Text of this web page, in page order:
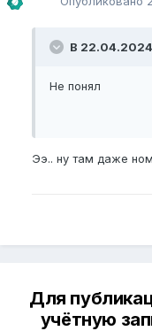
В 22.04.2024
Не понял
Ээ.. ну там даже
Для
учётную